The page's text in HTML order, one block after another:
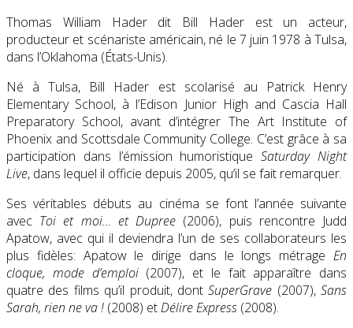
Thomas William Hader dit Bill Hader est un acteur,
producteur et scénariste américain, né le 7 juin 1978 à Tulsa,
dans l’Oklahoma (États-Unis).
Né à Tulsa, Bill Hader est scolarisé au Patrick Henry
Elementary School, à l’Edison Junior High and Cascia Hall
Preparatory School, avant d’intégrer The Art Institute of
Phoenix and Scottsdale Community College. C’est grâce à sa
participation dans l’émission humoristiqueSaturday Night
Live, dans lequel il officie depuis 2005, qu’il se fait remarquer.
Ses véritables débuts au cinéma se font l’année suivante
avec Toi et moi… et Dupree (2006), puis rencontre Judd
Apatow, avec qui il deviendra l’un de ses collaborateurs les
plus fidèles: Apatow le dirige dans le longs métrage En
cloque, mode d’emploi (2007), et le fait apparaître dans
quatre des films qu’il produit, dontSuperGrave (2007), Sans
Sarah, rien ne va ! (2008) etDélire Express (2008).